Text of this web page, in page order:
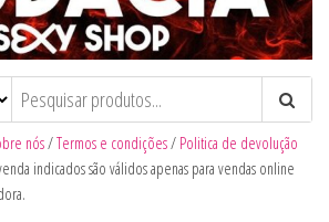
nós/Termos e condições/ Politica de devolução
indicados são válidos apenas para vendas online